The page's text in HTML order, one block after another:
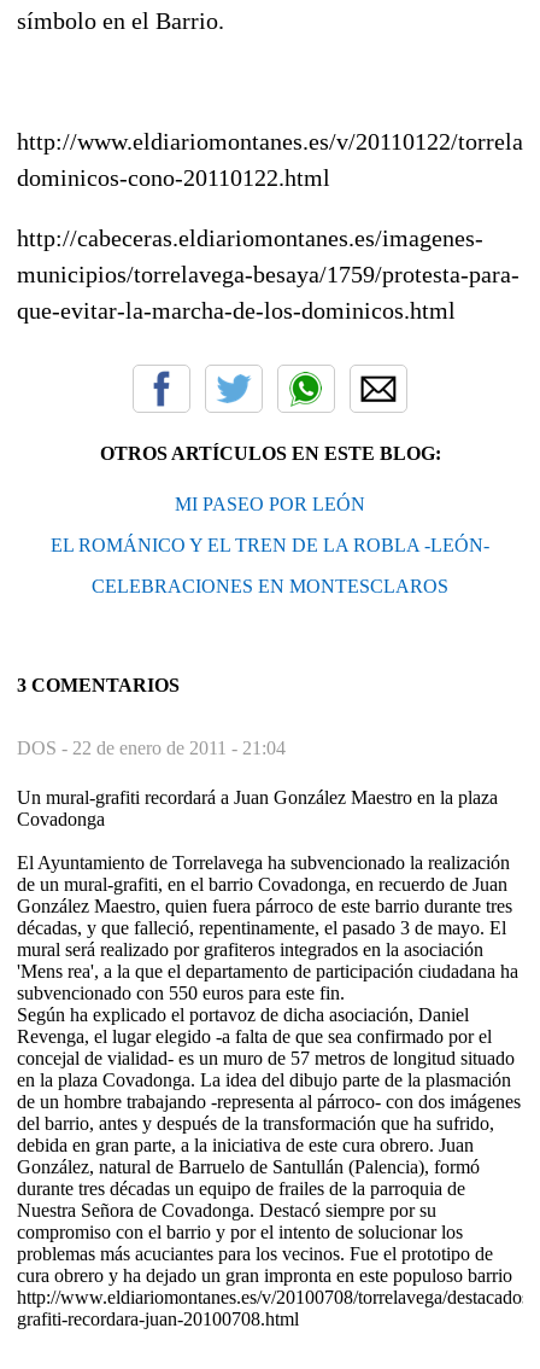
símbolo en el Barrio.
http://www.eldiariomontanes.es/v/20110122/
dominicos-cono-20110122.html
http://cabeceras.eldiariomontanes.es/imagenes-
municipios/torrelavega-besaya/1759/protesta-para-
que-evitar-la-marcha-de-los-dominicos.html
OTROS ARTÍCULOS EN ESTE BLOG:
MI PASEO POR LEÓN
EL ROMÁNICO Y EL TREN DE LA ROBLA -LEÓN-
CELEBRACIONES EN MONTESCLAROS
3 COMENTARIOS
DOS - 22 de enero de 2011 - 21:04
Un mural-grafiti recordará a Juan González Maestro en la plaza
Covadonga
El Ayuntamiento de Torrelavega ha subvencionado la realización
de un mural-grafiti, en el barrio Covadonga, en recuerdo de Juan
González Maestro, quien fuera párroco de este barrio durante tres
décadas, y que falleció, repentinamente, el pasado 3 de mayo. El
mural será realizado por grafiteros integrados en la asociación
'Mens rea', a la que el departamento de participación ciudadana ha
subvencionado con 550 euros para este fin.
Según ha explicado el portavoz de dicha asociación, Daniel
Revenga, el lugar elegido -a falta de que sea confirmado por el
concejal de vialidad- es un muro de 57 metros de longitud situado
en la plaza Covadonga. La idea del dibujo parte de la plasmación
de un hombre trabajando -representa al párroco- con dos imágenes
del barrio, antes y después de la transformación que ha sufrido,
debida en gran parte, a la iniciativa de este cura obrero. Juan
González, natural de Barruelo de Santullán (Palencia), formó
durante tres décadas un equipo de frailes de la parroquia de
Nuestra Señora de Covadonga. Destacó siempre por su
compromiso con el barrio y por el intento de solucionar los
problemas más acuciantes para los vecinos. Fue el prototipo de
cura obrero y ha dejado un gran impronta en este populoso barrio
http://www.eldiariomontanes.es/v/20100708/torrelavega/destacados/
grafiti-recordara-juan-20100708.html